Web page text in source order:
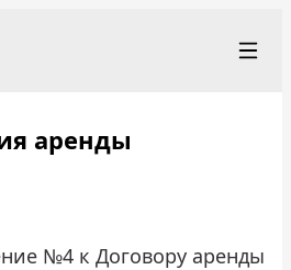
аренды
№4 к Договору аренды